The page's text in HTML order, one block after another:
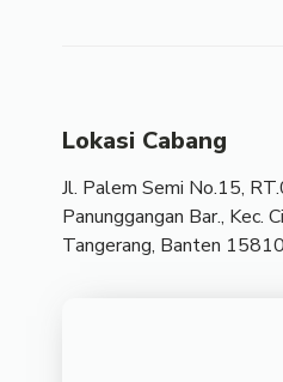
Lokasi Cabang
Jl. Palem Semi No.15,
Panunggangan Bar., Kec.
Tangerang, Banten 15810